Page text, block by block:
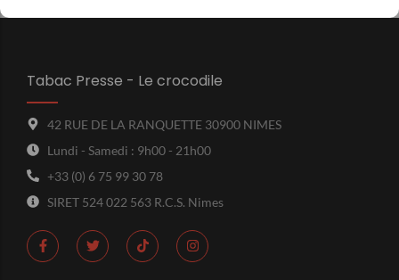
Tabac Presse - Le crocodile
42 RUE DE LA RANQUETTE 30900 NIMES
Lundi - Samedi : 9h00 - 21h00
+33 (0) 6 75 99 30 78
SIRET 524 022 563 R.C.S. Nimes